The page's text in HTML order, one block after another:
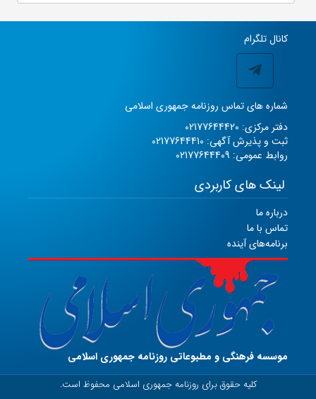
کانال تلگرام
شماره های تماس روزنامه جمهوری اسلامی
دفتر مرکزی: 02177644420
ثبت و پذیرش آگهی: 02177644410
روابط عمومی: 02177644409
لینک های کاربردی
درباره ما
تماس با ما
برنامه‌های آینده
موسسه فرهنگی و مطبوعاتی روزنامه جمهوری اسلامی
کلیه حقوق برای روزنامه جمهوری اسلامی محفوظ است.